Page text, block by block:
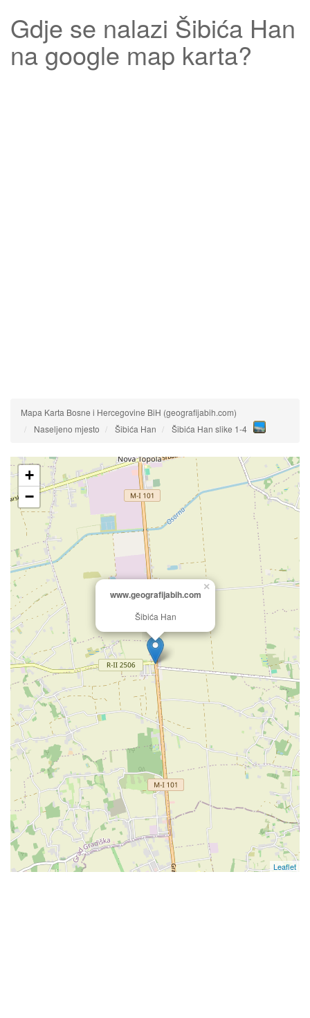
Gdje se nalazi Šibića Han
na google map karta?
Mapa Karta Bosne i Hercegovine BiH (geografijabih.com)
Naseljeno mjesto
Šibića Han Šibića Han slike 1-4
www.geografijabih.com
Šibića Han
×
+
−
Leaflet